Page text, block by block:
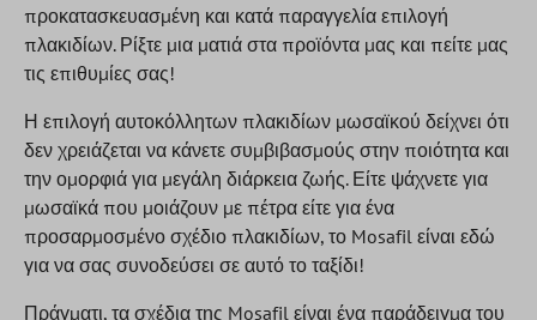
προκατασκευασμένη και κατά παραγγελία επιλογή
πλακιδίων. Ρίξτε μια ματιά στα προϊόντα μας και πείτε μας
τις επιθυμίες σας!
Η επιλογή αυτοκόλλητων πλακιδίων μωσαϊκού δείχνει ότι
δεν χρειάζεται να κάνετε συμβιβασμούς στην ποιότητα και
την ομορφιά για μεγάλη διάρκεια ζωής. Είτε ψάχνετε για
μωσαϊκά που μοιάζουν με πέτρα είτε για ένα
προσαρμοσμένο σχέδιο πλακιδίων, το Mosafil είναι εδώ
για να σας συνοδεύσει σε αυτό το ταξίδι!
Πράγματι, τα σχέδια της Mosafil είναι ένα παράδειγμα του